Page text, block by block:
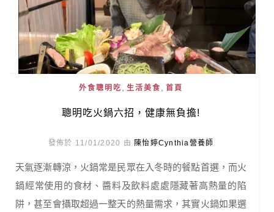
外食聰明吃 生活美食 首頁
聰明吃火鍋六招，健康無負擔!
發佈於 11/01/2020 由 陳怡婷Cynthia營養師
天氣逐漸轉涼，火鍋常是民眾在入冬時的餐點首選，而火
鍋經常使用的食材、醬料及飲料處處隱藏著高熱量的陷
阱，甚至會攝取超過一整天的熱量需求，其實火鍋如果選